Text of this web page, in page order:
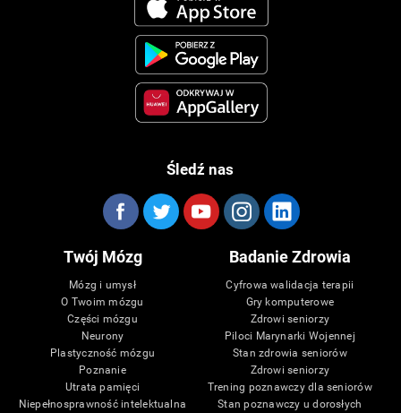
Śledź nas
Twój Mózg
Mózg i umysł
O Twoim mózgu
Części mózgu
Neurony
Plastyczność mózgu
Poznanie
Utrata pamięci
Niepełnosprawność intelektualna
Badanie Zdrowia
Cyfrowa walidacja terapii
Gry komputerowe
Zdrowi seniorzy
Piloci Marynarki Wojennej
Stan zdrowia seniorów
Zdrowi seniorzy
Trening poznawczy dla seniorów
Stan poznawczy u dorosłych